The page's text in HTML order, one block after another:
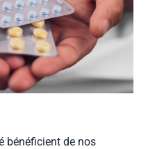
bénéficient de nos